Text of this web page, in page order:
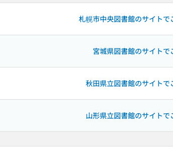
札幌市中央図書館のサイトで
宮城県図書館のサイトで
秋田県立図書館のサイトで
山形県立図書館のサイトで